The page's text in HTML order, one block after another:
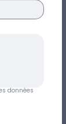
données